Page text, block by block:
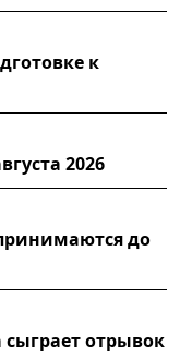
к
2026
до
отрывок